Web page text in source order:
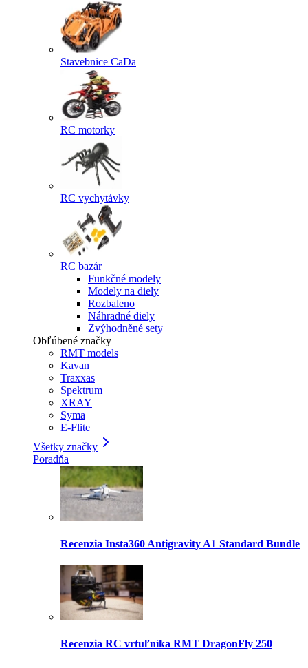
Stavebnice CaDa
RC motorky
RC vychytávky
RC bazár
Funkčné modely
Modely na diely
Rozbaleno
Náhradné diely
Zvýhodněné sety
Obľúbené značky
RMT models
Kavan
Traxxas
Spektrum
XRAY
Syma
E-Flite
Všetky značky
Poradňa
Recenzia Insta360 Antigravity A1 Standard Bundle
Recenzia RC vrtuľníka RMT DragonFly 250